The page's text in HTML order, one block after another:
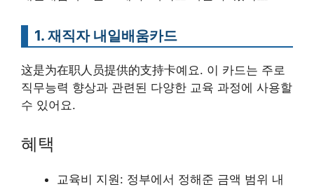
1. 재직자 내일배움카드
这是为在职人员提供的支持卡예요. 이 카드는 주로
직무능력 향상과 관련된 다양한 교육 과정에 사용할
수 있어요.
혜택
교육비 지원: 정부에서 정해준 금액 범위 내